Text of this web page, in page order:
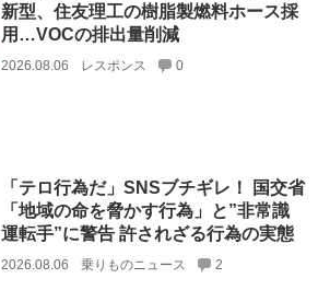
新型、住友理工の樹脂製燃料ホース採
用…VOCの排出量削減
2026.08.06 レスポンス 0
「テロ行為だ」SNSブチギレ！ 国交省
「地域の命を脅かす行為」と”非常識
運転手”に警告 許されざる行為の実態
2026.08.06 乗りものニュース 2